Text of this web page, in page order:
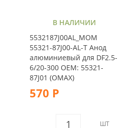
В НАЛИЧИИ
5532187J00AL_MOM
55321-87J00-AL-T Анод
алюминиевый для DF2.5-
6/20-300 OEM: 55321-
87J01 (OMAX)
570 Р
ШТ